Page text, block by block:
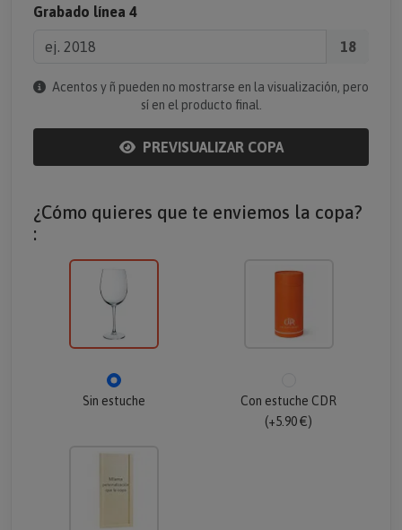
Grabado línea 4
18
Acentos y ñ pueden no mostrarse en la visualización, pero
sí en el producto final.
PREVISUALIZAR COPA
¿Cómo quieres que te enviemos la copa?
:
Sin estuche
Con estuche CDR
(+5.90 €)